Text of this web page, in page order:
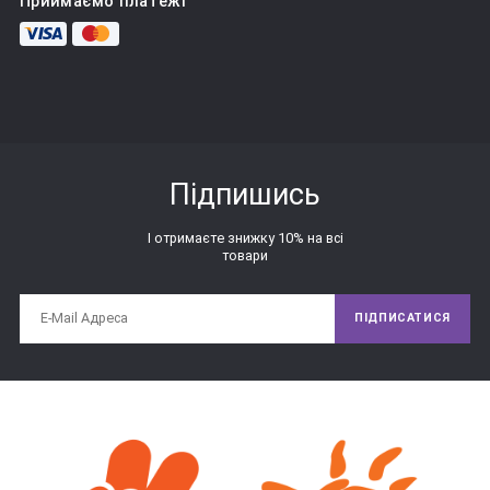
форми. Також в комплект входять фігурки, відповідні цих
отворів за формою і розміром. Завданням для дитини є
різними руками по черзі. Справа в тому, що маленькі дітки
збирають сортер двома руками, і таке завдання стане для
можна запропонувати малюкові зібрати сортер двома
руками разом, наприклад, зв'язаними руками - це буде вже
координацію.
перетворюються в будиночки для звірят, гаражі для
машинок, ямки на галявинці - дайте волю фантазії, своїй і
дитини! Такі сюжетні гри можна поєднувати із завданнями
Підпишись
І отримаєте знижку 10% на всі
товари
ПІДПИСАТИСЯ